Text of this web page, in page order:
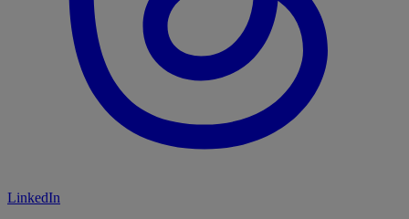
LinkedIn